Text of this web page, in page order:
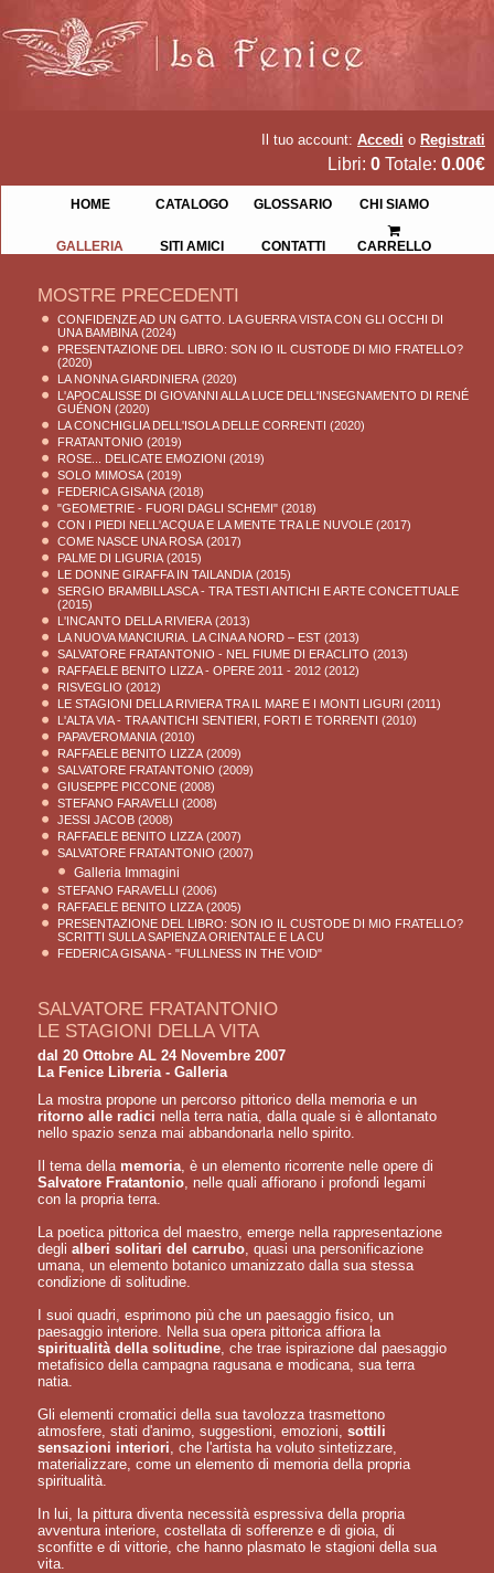
Il tuo account: Accedi o Registrati
Libri: 0 Totale: 0.00€
HOME CATALOGO GLOSSARIO CHI SIAMO
GALLERIA SITI AMICI CONTATTI CARRELLO
MOSTRE PRECEDENTI
CONFIDENZE AD UN GATTO. LA GUERRA VISTA CON GLI OCCHI DI
UNA BAMBINA (2024)
PRESENTAZIONE DEL LIBRO: SON IO IL CUSTODE DI MIO FRATELLO?
(2020)
LA NONNA GIARDINIERA (2020)
L'APOCALISSE DI GIOVANNI ALLA LUCE DELL'INSEGNAMENTO DI RENÉ
GUÉNON (2020)
LA CONCHIGLIA DELL'ISOLA DELLE CORRENTI (2020)
FRATANTONIO (2019)
ROSE... DELICATE EMOZIONI (2019)
SOLO MIMOSA (2019)
FEDERICA GISANA (2018)
"GEOMETRIE - FUORI DAGLI SCHEMI" (2018)
CON I PIEDI NELL'ACQUA E LA MENTE TRA LE NUVOLE (2017)
COME NASCE UNA ROSA (2017)
PALME DI LIGURIA (2015)
LE DONNE GIRAFFA IN TAILANDIA (2015)
SERGIO BRAMBILLASCA - TRA TESTI ANTICHI E ARTE CONCETTUALE
(2015)
L'INCANTO DELLA RIVIERA (2013)
LA NUOVA MANCIURIA. LA CINA A NORD – EST (2013)
SALVATORE FRATANTONIO - NEL FIUME DI ERACLITO (2013)
RAFFAELE BENITO LIZZA - OPERE 2011 - 2012 (2012)
RISVEGLIO (2012)
LE STAGIONI DELLA RIVIERA TRA IL MARE E I MONTI LIGURI (2011)
L'ALTA VIA - TRA ANTICHI SENTIERI, FORTI E TORRENTI (2010)
PAPAVEROMANIA (2010)
RAFFAELE BENITO LIZZA (2009)
SALVATORE FRATANTONIO (2009)
GIUSEPPE PICCONE (2008)
STEFANO FARAVELLI (2008)
JESSI JACOB (2008)
RAFFAELE BENITO LIZZA (2007)
SALVATORE FRATANTONIO (2007)
Galleria Immagini
STEFANO FARAVELLI (2006)
RAFFAELE BENITO LIZZA (2005)
PRESENTAZIONE DEL LIBRO: SON IO IL CUSTODE DI MIO FRATELLO?
SCRITTI SULLA SAPIENZA ORIENTALE E LA CU
FEDERICA GISANA - "FULLNESS IN THE VOID"
SALVATORE FRATANTONIO
LE STAGIONI DELLA VITA
dal 20 Ottobre AL 24 Novembre 2007
La Fenice Libreria - Galleria
La mostra propone un percorso pittorico della memoria e un
ritorno alle radici nella terra natia, dalla quale si è allontanato
nello spazio senza mai abbandonarla nello spirito.
Il tema della memoria, è un elemento ricorrente nelle opere di
Salvatore Fratantonio, nelle quali affiorano i profondi legami
con la propria terra.
La poetica pittorica del maestro, emerge nella rappresentazione
deglialberi solitari del carrubo, quasi una personificazione
umana, un elemento botanico umanizzato dalla sua stessa
condizione di solitudine.
I suoi quadri, esprimono più che un paesaggio fisico, un
paesaggio interiore. Nella sua opera pittorica affiora la
spiritualità della solitudine, che trae ispirazione dal paesaggio
metafisico della campagna ragusana e modicana, sua terra
natia.
Gli elementi cromatici della sua tavolozza trasmettono
atmosfere, stati d'animo, suggestioni, emozioni,sottili
sensazioni interiori, che l'artista ha voluto sintetizzare,
materializzare, come un elemento di memoria della propria
spiritualità.
In lui, la pittura diventa necessità espressiva della propria
avventura interiore, costellata di sofferenze e di gioia, di
sconfitte e di vittorie, che hanno plasmato le stagioni della sua
vita.